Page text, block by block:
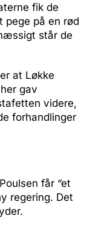
fik de
pege på en rød
står de
at Løkke
gav
videre,
forhandlinger
får “et
regering. Det